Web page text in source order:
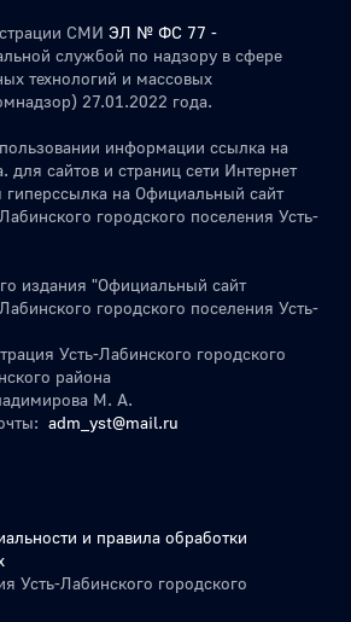
СМИ ЭЛ № ФС 77 -
службой по надзору в сфере
технологий и массовых
27.01.2022 года.
информации ссылка на
для сайтов и страниц сети Интернет
гиперссылка на Официальный сайт
городского поселения Усть-
издания "Официальный сайт
городского поселения Усть-
Усть-Лабинского городского
района
М. А.
adm_yst@mail.ru
и правила обработки
Усть-Лабинского городского